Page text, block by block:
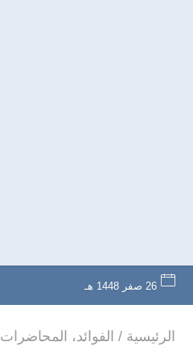
26 صفر 1448 هـ
الرئيسية / الفوائد، المحاضرات